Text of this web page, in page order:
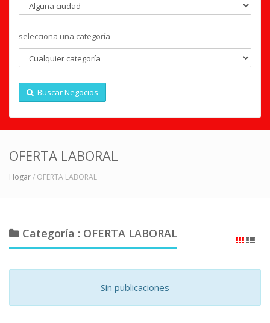
selecciona una categoría
Buscar Negocios
OFERTA LABORAL
Hogar/ OFERTA LABORAL
Categoría : OFERTA LABORAL
Sin publicaciones